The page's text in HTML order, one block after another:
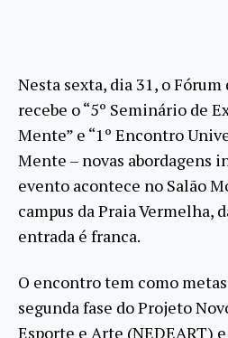
Nesta sexta, dia 31, o
recebe o “5º Seminário de
Mente” e “1º Encontro
Mente – novas abordagens
evento acontece no Salão
campus da Praia Vermelha,
entrada é franca.
O encontro tem como
segunda fase do Projeto
Esporte e Arte (NEDEART)